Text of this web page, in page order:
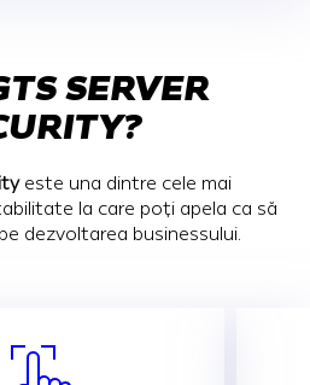
SERVER
este una dintre cele mai
la care poți apela ca să
dezvoltarea businessului.